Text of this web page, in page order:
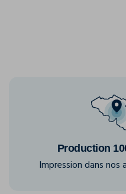
Production
Impression dans nos